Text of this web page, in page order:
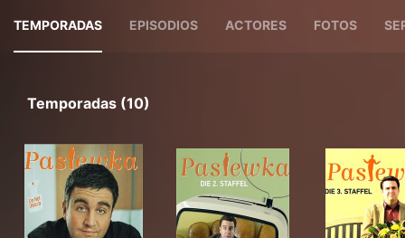
TEMPORADAS EPISODIOS ACTORES FOTOS
Temporadas (10)